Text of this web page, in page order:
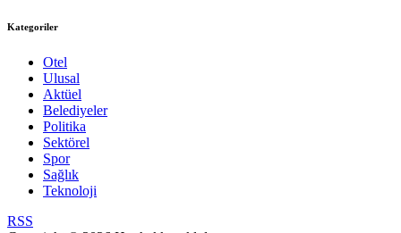
Kategoriler
Otel
Ulusal
Aktüel
Belediyeler
Politika
Sektörel
Spor
Sağlık
Teknoloji
RSS